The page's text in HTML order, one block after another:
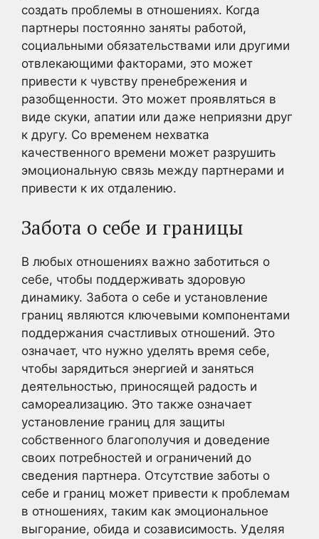
создать проблемы в отношениях. Когда
партнеры постоянно заняты работой,
социальными обязательствами или другими
отвлекающими факторами, это может
привести к чувству пренебрежения и
разобщенности. Это может проявляться в
виде скуки, апатии или даже неприязни друг
к другу. Со временем нехватка
качественного времени может разрушить
эмоциональную связь между партнерами и
привести к их отдалению.
Забота о себе и границы
В любых отношениях важно заботиться о
себе, чтобы поддерживать здоровую
динамику. Забота о себе и установление
границ являются ключевыми компонентами
поддержания счастливых отношений. Это
означает, что нужно уделять время себе,
чтобы зарядиться энергией и заняться
деятельностью, приносящей радость и
самореализацию. Это также означает
установление границ для защиты
собственного благополучия и доведение
своих потребностей и ограничений до
сведения партнера. Отсутствие заботы о
себе и границ может привести к проблемам
в отношениях, таким как эмоциональное
выгорание, обида и созависимость. Уделяя